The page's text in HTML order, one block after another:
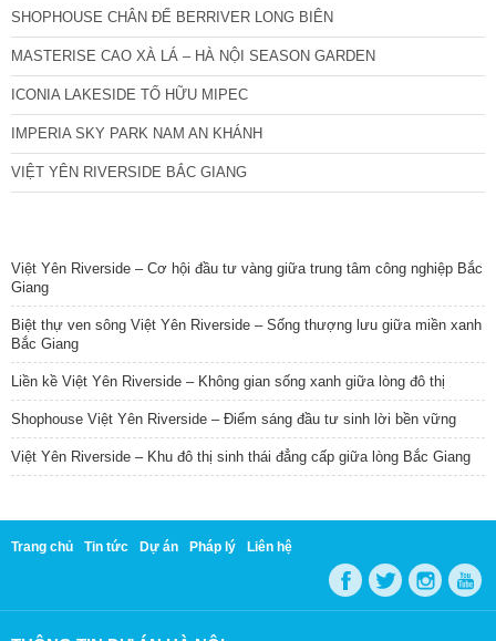
SHOPHOUSE CHÂN ĐẾ BERRIVER LONG BIÊN
MASTERISE CAO XÀ LÁ – HÀ NỘI SEASON GARDEN
ICONIA LAKESIDE TỐ HỮU MIPEC
IMPERIA SKY PARK NAM AN KHÁNH
VIỆT YÊN RIVERSIDE BẮC GIANG
Việt Yên Riverside – Cơ hội đầu tư vàng giữa trung tâm công nghiệp Bắc
Giang
Biệt thự ven sông Việt Yên Riverside – Sống thượng lưu giữa miền xanh
Bắc Giang
Liền kề Việt Yên Riverside – Không gian sống xanh giữa lòng đô thị
Shophouse Việt Yên Riverside – Điểm sáng đầu tư sinh lời bền vững
Việt Yên Riverside – Khu đô thị sinh thái đẳng cấp giữa lòng Bắc Giang
Trang chủ Tin tức Dự án Pháp lý Liên hệ